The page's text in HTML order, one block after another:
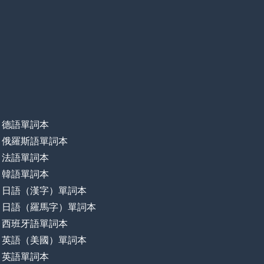
德語單詞本
俄羅斯語單詞本
法語單詞本
韓語單詞本
日語（漢字）單詞本
日語（羅馬字）單詞本
西班牙語單詞本
英語（美國）單詞本
英語單詞本